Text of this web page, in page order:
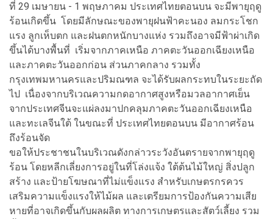
ที่ 29 เมษายน - 1 พฤษภาคม ประเทศไทยตอนบน จะมีพายุฤดู
ร้อนเกิดขึ้น โดยมีลักษณะของพายุฝนฟ้าคะนอง ลมกระโชก
แรง ลูกเห็บตก และฝนตกหนักบางแห่ง รวมถึงอาจมีฟ้าผ่าเกิด
ขึ้นได้บางพื้นที่ เริ่มจากภาคเหนือ ภาคตะวันออกเฉียงเหนือ
และภาคตะวันออกก่อน ส่วนภาคกลาง รวมทั้ง
กรุงเทพมหานครและปริมณฑล จะได้รับผลกระทบในระยะถัด
ไป เนื่องจากบริเวณความกดอากาศสูงหรือมวลอากาศเย็น
จากประเทศจีนจะแผ่ลงมาปกคลุมภาคตะวันออกเฉียงเหนือ
และทะเลจีนใต้ ในขณะที่ ประเทศไทยตอนบน มีอากาศร้อน
ถึงร้อนจัด
ขอให้ประชาชนในบริเวณดังกล่าวระวังอันตรายจากพายุฤดู
ร้อน โดยหลีกเลี่ยงการอยู่ในที่โล่งแจ้ง ใต้ต้นไม้ใหญ่ สิ่งปลูก
สร้าง และป้ายโฆษณาที่ไม่แข็งแรง สำหรับเกษตรกรควร
เสริมความแข็งแรงให้ไม้ผล และเตรียมการป้องกันความเสีย
หายที่อาจเกิดขึ้นกับผลผลิต ทางการเกษตรและสัตว์เลี้ยง รวม